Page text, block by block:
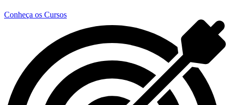
Conheça os Cursos